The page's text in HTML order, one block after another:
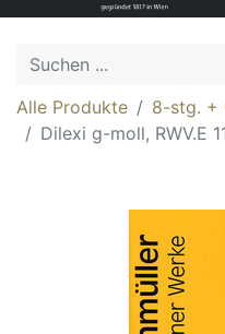
Alle Produkte
8-stg. +
Dilexi g-moll, RWV.E